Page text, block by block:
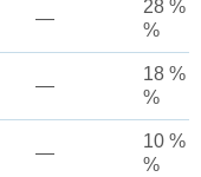
—
28 %
%
—
18 %
%
—
10 %
%